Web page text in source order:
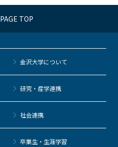
e
PAGE TOP
金沢大学について
研究・産学連携
社会連携
卒業生・生涯学習